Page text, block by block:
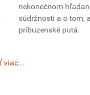
nekonečnom
súdržnosti a o tom,
príbuzenské putá.
viac...